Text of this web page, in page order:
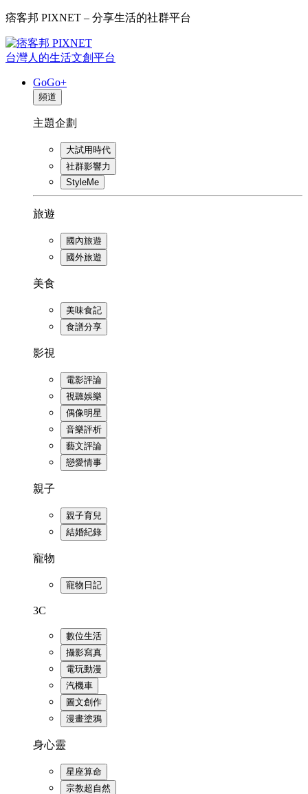
痞客邦 PIXNET – 分享生活的社群平台
台灣人的生活文創平台
GoGo+
頻道
主題企劃
大試用時代
社群影響力
StyleMe
旅遊
國內旅遊
國外旅遊
美食
美味食記
食譜分享
影視
電影評論
視聽娛樂
偶像明星
音樂評析
藝文評論
戀愛情事
親子
親子育兒
結婚紀錄
寵物
寵物日記
3C
數位生活
攝影寫真
電玩動漫
汽機車
圖文創作
漫畫塗鴉
身心靈
星座算命
宗教超自然